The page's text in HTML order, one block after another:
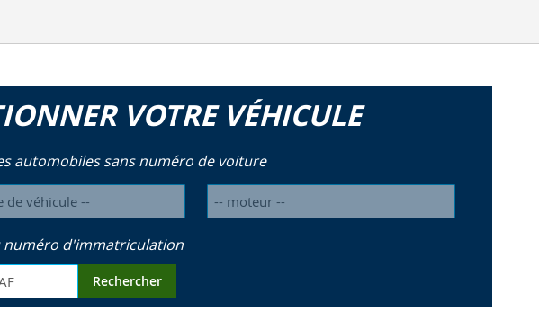
VOTRE VÉHICULE
automobiles sans numéro de voiture
numéro d'immatriculation
Rechercher